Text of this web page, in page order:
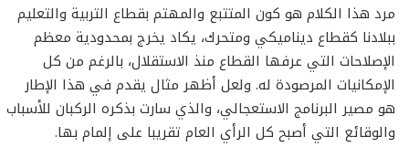
مرد هذا الكلام هو كون المتتبع والمهتم بقطاع التربية والتعليم
ببلادنا كقطاع ديناميكي ومتحرك، يكاد يخرج بمحدودية معظم
الإصلاحات التي عرفها القطاع منذ الاستقلال، بالرغم من كل
الإمكانيات المرصودة له. ولعل أظهر مثال يقدم في هذا الإطار
هو مصير البرنامج الاستعجالي، والذي سارت بذكره الركبان للأسباب
والوقائع التي أصبح كل الرأي العام تقريبا على إلمام بها.